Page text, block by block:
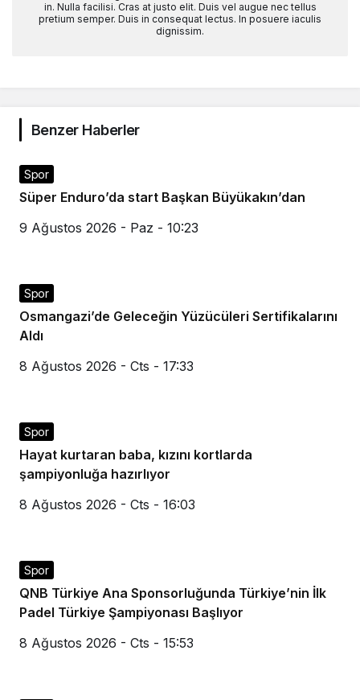
in. Nulla facilisi. Cras at justo elit. Duis vel augue nec tellus
pretium semper. Duis in consequat lectus. In posuere iaculis
dignissim.
Benzer Haberler
Spor
Süper Enduro’da start Başkan Büyükakın’dan
9 Ağustos 2026 - Paz - 10:23
Spor
Osmangazi’de Geleceğin Yüzücüleri Sertifikalarını
Aldı
8 Ağustos 2026 - Cts - 17:33
Spor
Hayat kurtaran baba, kızını kortlarda
şampiyonluğa hazırlıyor
8 Ağustos 2026 - Cts - 16:03
Spor
QNB Türkiye Ana Sponsorluğunda Türkiye’nin İlk
Padel Türkiye Şampiyonası Başlıyor
8 Ağustos 2026 - Cts - 15:53